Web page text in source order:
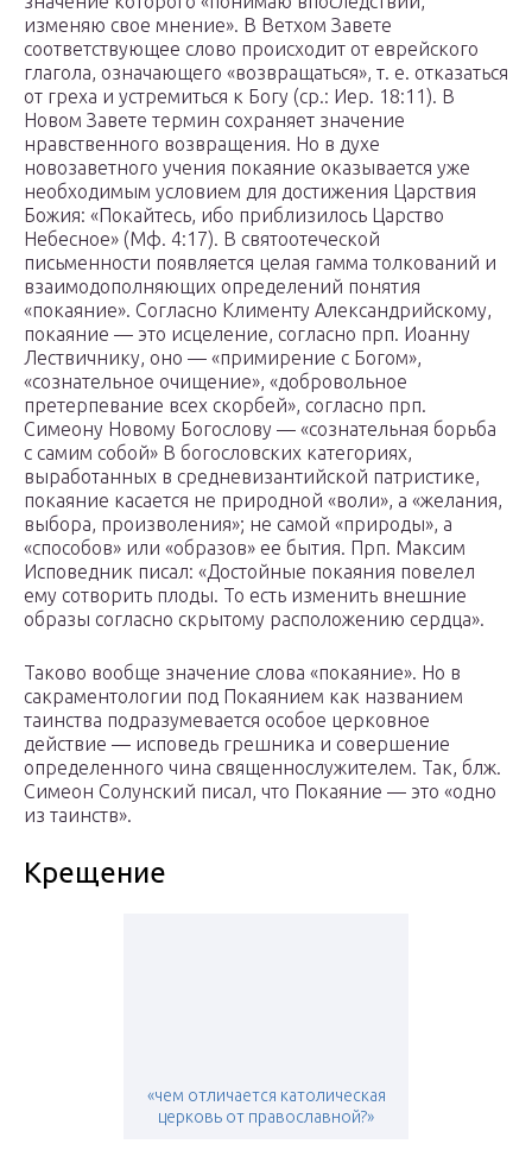
изменяю свое мнение». В Ветхом Завете
соответствующее слово происходит от еврейского
глагола, означающего «возвращаться», т. е. отказаться
от греха и устремиться к Богу (ср.: Иер. 18:11). В
Новом Завете термин сохраняет значение
нравственного возвращения. Но в духе
новозаветного учения покаяние оказывается уже
необходимым условием для достижения Царствия
Божия: «Покайтесь, ибо приблизилось Царство
Небесное» (Мф. 4:17). В святоотеческой
письменности появляется целая гамма толкований и
взаимодополняющих определений понятия
«покаяние». Согласно Клименту Александрийскому,
покаяние — это исцеление, согласно прп. Иоанну
Лествичнику, оно — «примирение с Богом»,
«сознательное очищение», «добровольное
претерпевание всех скорбей», согласно прп.
Симеону Новому Богослову — «сознательная борьба
с самим собой» В богословских категориях,
выработанных в средневизантийской патристике,
покаяние касается не природной «воли», а «желания,
выбора, произволения»; не самой «природы», а
«способов» или «образов» ее бытия. Прп. Максим
Исповедник писал: «Достойные покаяния повелел
ему сотворить плоды. То есть изменить внешние
образы согласно скрытому расположению сердца».
Таково вообще значение слова «покаяние». Но в
сакраментологии под Покаянием как названием
таинства подразумевается особое церковное
действие — исповедь грешника и совершение
определенного чина священнослужителем. Так, блж.
Симеон Солунский писал, что Покаяние — это «одно
из таинств».
Крещение
«чем отличается католическая
церковь от православной?»